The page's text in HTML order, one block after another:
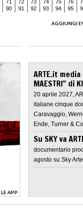
71 72 73 74 75 76
90 91 92 93 94 95
AGGIUNGI
APP
ARTE.it
MAESTRI" di
20 aprile 2027,
italiane cinque
Caravaggio,
Ende, Turner &
Su SKY va
documentario
agosto su Sky Arte